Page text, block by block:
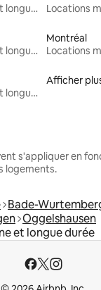
Locations moyenne et longue durée
Locations moyenne et longue durée
Montréal
Locations moyenne et longue durée
Afficher
s'appliquer en
logements.
Bade-
Oggelshausen
et longue durée